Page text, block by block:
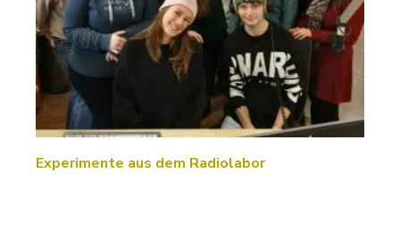
Experimente aus dem Radiolabor